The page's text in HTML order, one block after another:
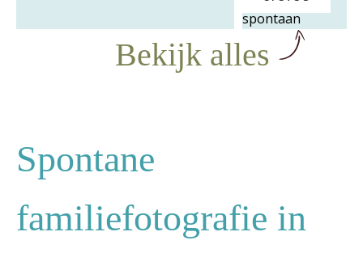
Bekijk alles
Spontane
familiefotografie in